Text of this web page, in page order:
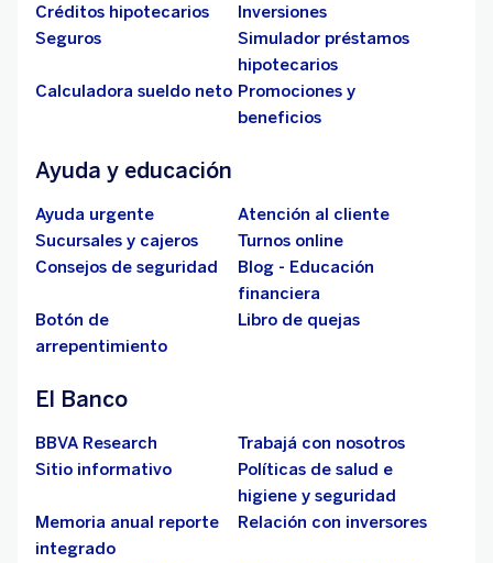
Créditos hipotecarios
Inversiones
Seguros
Simulador préstamos
hipotecarios
Calculadora sueldo neto Promociones y
beneficios
Ayuda y educación
Ayuda urgente
Atención al cliente
Sucursales y cajeros
Turnos online
Consejos de seguridad
Blog - Educación
financiera
Botón de
arrepentimiento
Libro de quejas
El Banco
BBVA Research
Trabajá con nosotros
Sitio informativo
Políticas de salud e
higiene y seguridad
Memoria anual reporte
integrado
Relación con inversores